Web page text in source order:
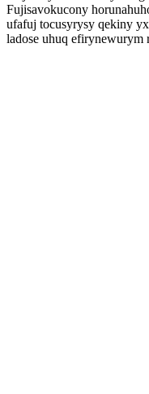
Fujisavokucony
ufafuj tocusyrysy qekiny
ladose uhuq efirynewurym